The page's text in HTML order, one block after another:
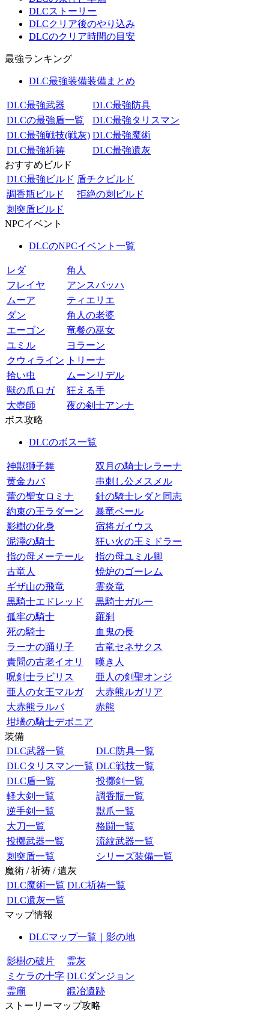
DLCストーリー
DLCクリア後のやり込み
DLCのクリア時間の目安
最強ランキング
DLC最強装備装備まとめ
DLC最強武器
DLC最強防具
DLCの最強盾一覧
DLC最強タリスマン
DLC最強戦技(戦灰) DLC最強魔術
DLC最強祈祷
DLC最強遺灰
おすすめビルド
DLC最強ビルド 盾チクビルド
調香瓶ビルド
拒絶の刺ビルド
刺突盾ビルド
NPCイベント
DLCのNPCイベント一覧
レダ
角人
フレイヤ
アンスバッハ
ムーア
ティエリエ
ダン
角人の老婆
エーゴン
竜餐の巫女
ユミル
ヨラーン
クウィライン
トリーナ
拾い虫
ムーンリデル
獣の爪ロガ
狂える手
大壺師
夜の剣士アンナ
ボス攻略
DLCのボス一覧
神獣獅子舞
双月の騎士レラーナ
黄金カバ
串刺し公メスメル
蕾の聖女ロミナ
針の騎士レダと同志
約束の王ラダーン
暴竜ベール
影樹の化身
宿将ガイウス
泥濘の騎士
狂い火の王ミドラー
指の母メーテール
指の母ユミル卿
古竜人
焼炉のゴーレム
ギザ山の飛竜
霊炎竜
黒騎士エドレッド
黒騎士ガルー
孤牢の騎士
羅刹
死の騎士
血鬼の長
ラーナの踊り子
古竜セネサクス
責問の古老イオリ
嘆き人
呪剣士ラビリス
亜人の剣聖オンジ
亜人の女王マルガ
大赤熊ルガリア
大赤熊ラルバ
赤熊
坩堝の騎士デボニア
装備
DLC武器一覧
DLC防具一覧
DLCタリスマン一覧 DLC戦技一覧
DLC盾一覧
投擲剣一覧
軽大剣一覧
調香瓶一覧
逆手剣一覧
獣爪一覧
大刀一覧
格闘一覧
投擲武器一覧
流紋武器一覧
刺突盾一覧
シリーズ装備一覧
魔術 / 祈祷 / 遺灰
DLC魔術一覧 DLC祈祷一覧
DLC遺灰一覧
マップ情報
DLCマップ一覧｜影の地
影樹の破片
霊灰
ミケラの十字 DLCダンジョン
霊廟
鍛冶遺跡
ストーリーマップ攻略